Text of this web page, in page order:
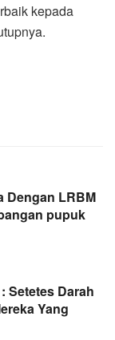
kepada
Dengan LRBM
pupuk
Setetes Darah
Yang